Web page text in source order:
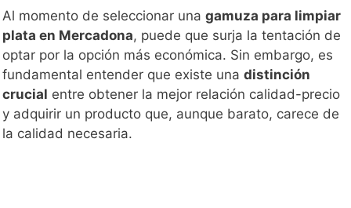
Al momento de seleccionar una gamuza para limpiar
plata en Mercadona, puede que surja la tentación de
optar por la opción más económica. Sin embargo, es
fundamental entender que existe una distinción
crucial entre obtener la mejor relación calidad-precio
y adquirir un producto que, aunque barato, carece de
la calidad necesaria.